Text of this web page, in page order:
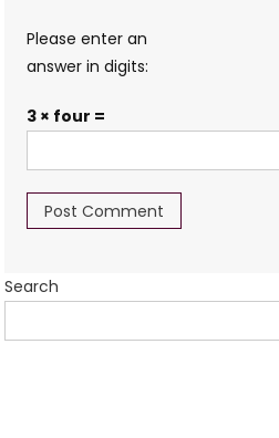
Please enter an
answer in digits:
3 × four =
Search